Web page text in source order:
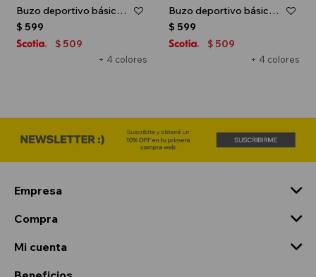
Buzo deportivo básico escote redondo - UNISEX - Celeste
+ 4 colores
$ 599
$ 509
Buzo deportivo básico escote redondo - UNISEX - Gris melange claro
+ 4 colores
$ 599
$ 509
Empresa
Compra
Mi cuenta